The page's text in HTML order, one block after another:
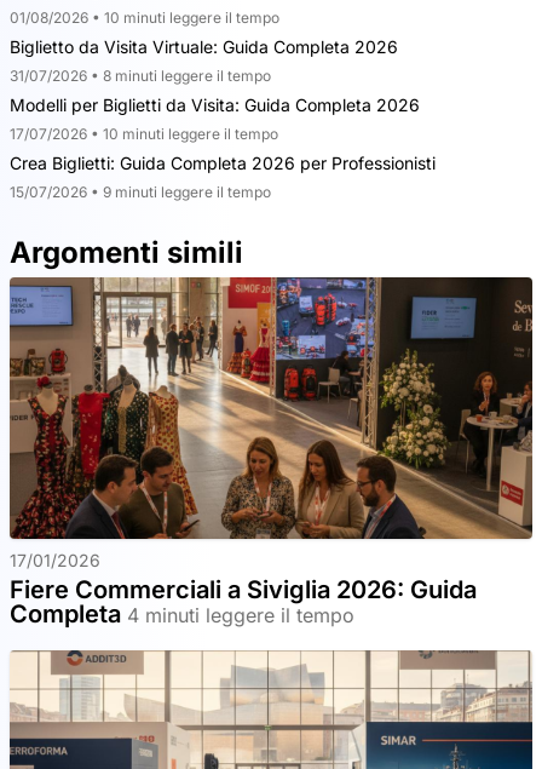
01/08/2026 • 10 minuti leggere il tempo
Biglietto da Visita Virtuale: Guida Completa 2026
31/07/2026 • 8 minuti leggere il tempo
Modelli per Biglietti da Visita: Guida Completa 2026
17/07/2026 • 10 minuti leggere il tempo
Crea Biglietti: Guida Completa 2026 per Professionisti
15/07/2026 • 9 minuti leggere il tempo
Argomenti simili
17/01/2026
Fiere Commerciali a Siviglia 2026: Guida
Completa 4 minuti leggere il tempo